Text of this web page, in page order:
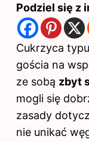
Podziel się z
Cukrzyca
gościa na
ze sobą zbyt
mogli się
zasady
nie unikać